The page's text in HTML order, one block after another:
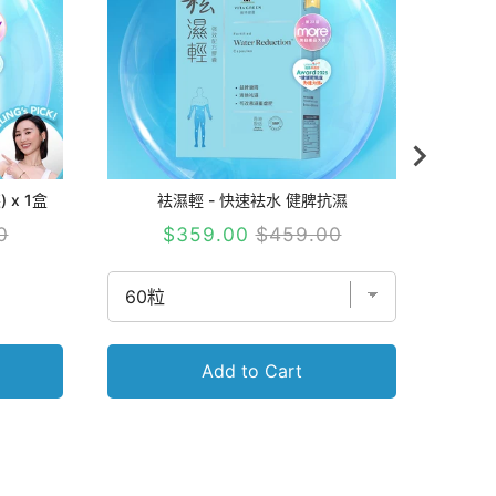
x 1盒 袪濕輕 - 快速袪水 健脾抗濕
Sale
$359.00 Original
$459.00
Add to Cart